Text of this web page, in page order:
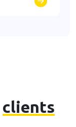
clients